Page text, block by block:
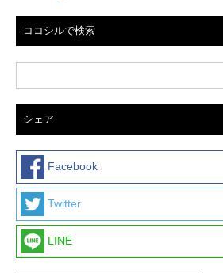
ココシルで検索
シェア
Facebook
Twitter
LINE